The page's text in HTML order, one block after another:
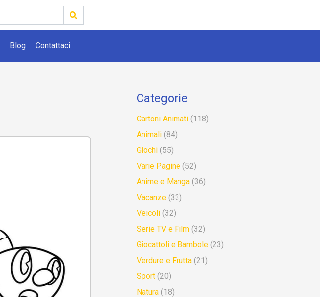
Blog Contattaci
Categorie
Cartoni Animati (118)
Animali (84)
Giochi (55)
Varie Pagine (52)
Anime e Manga (36)
Vacanze (33)
Veicoli (32)
Serie TV e Film (32)
Giocattoli e Bambole (23)
Verdure e Frutta (21)
Sport (20)
Natura (18)